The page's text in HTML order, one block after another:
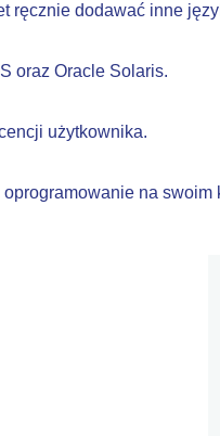
ręcznie dodawać inne
oraz Oracle Solaris.
użytkownika.
na swoim